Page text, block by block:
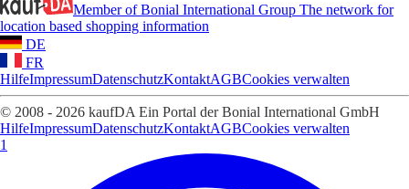
Member of Bonial International Group The network for
location based shopping information
DE
FR
HilfeImpressumDatenschutzKontaktAGBCookies verwalten
© 2008 - 2026 kaufDA Ein Portal der Bonial International GmbH
HilfeImpressumDatenschutzKontaktAGBCookies verwalten
1